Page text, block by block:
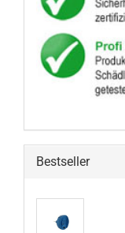
Bestseller